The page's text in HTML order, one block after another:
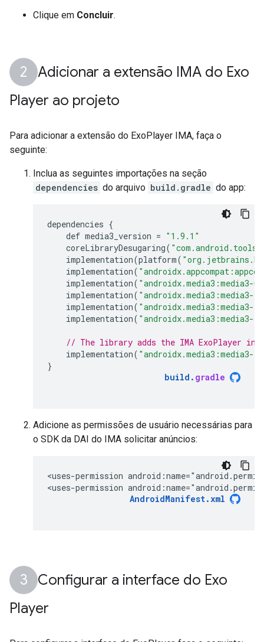
Clique em Concluir.
Adicionar a extensão IMA do Exo
Player ao projeto
Para adicionar a extensão do ExoPlayer IMA, faça o
seguinte:
Inclua as seguintes importações na seção
dependencies do arquivo build.gradle do app:
dependencies {
def media3_version = "1.9.1"
coreLibraryDesugaring(
implementation(platform(
implementation(
implementation( "androidx.media3:media3-
implementation( "androidx.media3:media3-
implementation( "androidx.media3:media3-
implementation( "androidx.media3:media3-
// The library adds the IMA ExoPlayer
implementation( "androidx.media3:media3-
}
build . gradle
Adicione as permissões de usuário necessárias para
o SDK da DAI do IMA solicitar anúncios:
<uses-permission
<uses-permission
AndroidManifest.xml
Configurar a interface do Exo
Player